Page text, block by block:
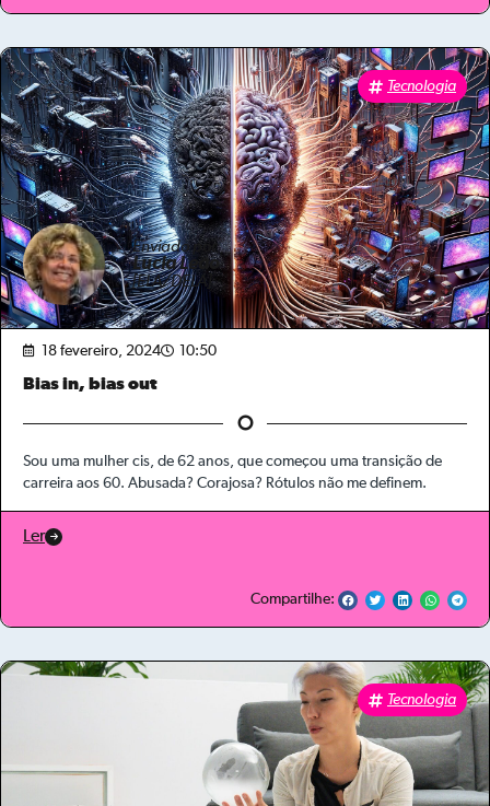
Tecnologia
Enviado por
Lucia Leão
[ELA/DELA]
18 fevereiro, 2024 10:50
Bias in, bias out
Sou uma mulher cis, de 62 anos, que começou uma transição de
carreira aos 60. Abusada? Corajosa? Rótulos não me definem.
Ler
Compartilhe:
Tecnologia